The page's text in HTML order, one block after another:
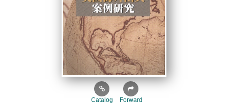
Catalog Forward